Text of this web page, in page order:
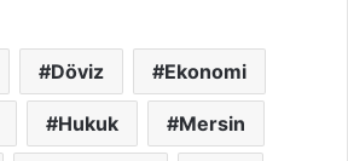
Döviz Ekonomi
Hukuk Mersin